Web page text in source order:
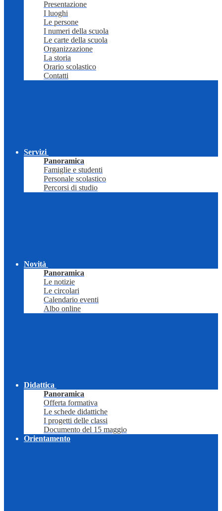
Presentazione
I luoghi
Le persone
I numeri della scuola
Le carte della scuola
Organizzazione
La storia
Orario scolastico
Contatti
Servizi
Panoramica
Famiglie e studenti
Personale scolastico
Percorsi di studio
Novità
Panoramica
Le notizie
Le circolari
Calendario eventi
Albo online
Didattica
Panoramica
Offerta formativa
Le schede didattiche
I progetti delle classi
Documento del 15 maggio
Orientamento